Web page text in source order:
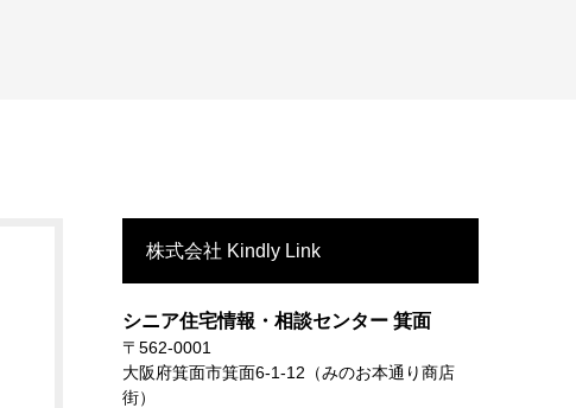
株式会社 Kindly Link
シニア住宅情報・相談センター 箕面
〒562-0001
大阪府箕面市箕面6-1-12（みのお本通り商店
街）